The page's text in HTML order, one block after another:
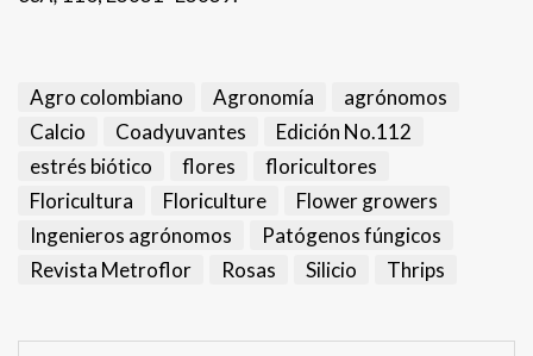
Agro colombiano Agronomía
agrónomos
Calcio
Coadyuvantes
Edición No.112
estrés biótico
flores
floricultores
Floricultura
Floriculture
Flower growers
Ingenieros agrónomos
Patógenos fúngicos
Revista Metroflor
Rosas Silicio Thrips